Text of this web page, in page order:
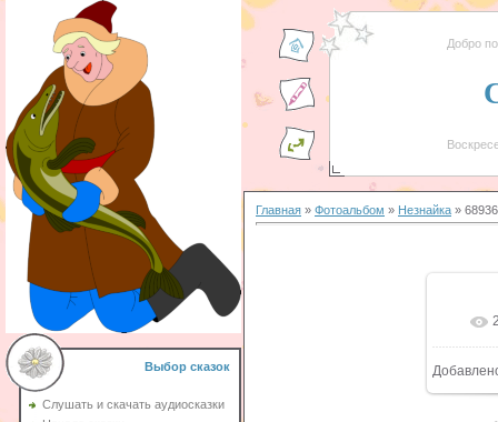
Выбор сказок
Слушать и скачать аудиосказки
Добро
Главная » Фотоальбом » Незнайка »